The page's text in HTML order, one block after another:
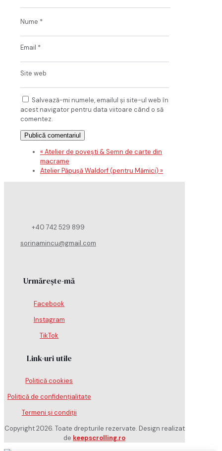
Nume *
Email *
Site web
Salvează-mi numele, emailul și site-ul web în
acest navigator pentru data viitoare când o să
comentez.
« Atelier de povești & Semn de carte din
macrame
Atelier Păpușă Waldorf (pentru Mămici) »
+40 742 529 899
sorinamincu@gmail.com
Urmărește-mă
Facebook
Instagram
TikTok
Link-uri utile
Politică cookies
Politică de confidențialitate
Termeni și condiții
Copyright 2026. Toate drepturile rezervate. Design realizat
de keepscrolling.ro